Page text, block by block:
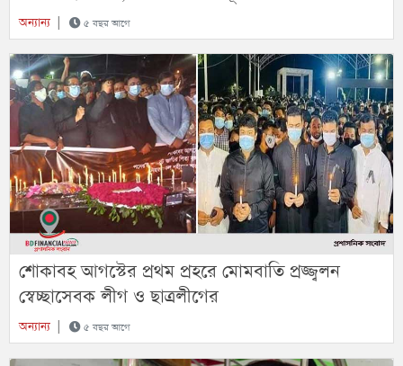
অন্যান্য ৫ বছর আগে
শোকাবহ আগস্টের প্রথম প্রহরে মোমবাতি প্রজ্জ্বলন
স্বেচ্ছাসেবক লীগ ও ছাত্রলীগের
অন্যান্য ৫ বছর আগে